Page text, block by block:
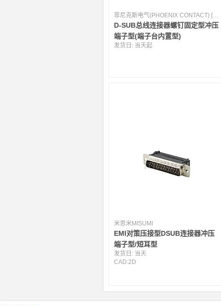
菲尼克斯电气(PHOENIX CONTACT) [德国]
D-SUB总线连接器螺钉固定型冲压
端子型(端子台内置型)
发货日: 当天起
米思米MISUMI
EMI对策压接型DSUB连接器冲压
端子型/短耳型
发货日: 当天
CAD:2D